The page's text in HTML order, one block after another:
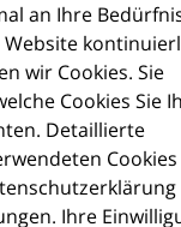
an Ihre
wir Cookies. Sie
Cookies Sie
Detaillierte
Cookies
Ihre
Dermatology
für die